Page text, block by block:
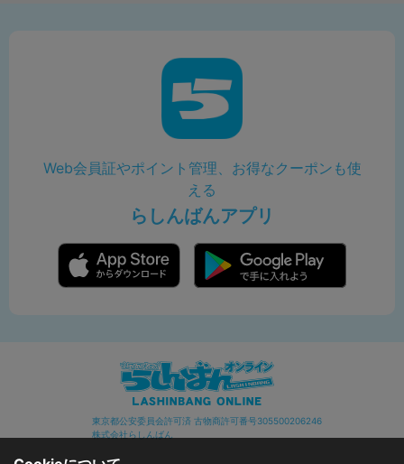
Web会員証やポイント管理、お得なクーポンも使
える
らしんばんアプリ
東京都公安委員会許可済 古物商許可番号305500206246
株式会社らしんばん